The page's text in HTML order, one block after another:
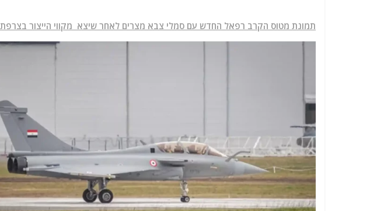
תמונת מטוס הקרב רפאל החדש עם סמלי צבא מצרים לאחר שיצא מקווי הייצור